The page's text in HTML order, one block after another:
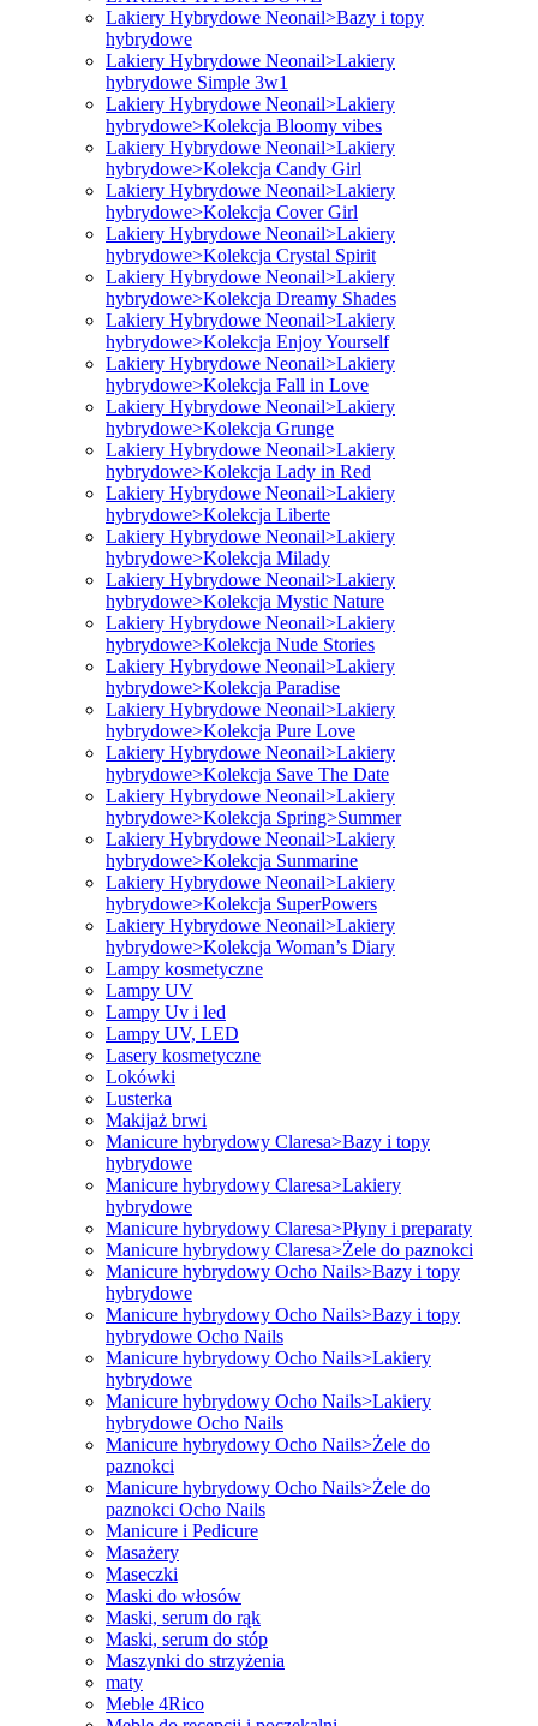
Lakiery Hybrydowe Neonail>Bazy i topy
hybrydowe
Lakiery Hybrydowe Neonail>Lakiery
hybrydowe Simple 3w1
Lakiery Hybrydowe Neonail>Lakiery
hybrydowe>Kolekcja Bloomy vibes
Lakiery Hybrydowe Neonail>Lakiery
hybrydowe>Kolekcja Candy Girl
Lakiery Hybrydowe Neonail>Lakiery
hybrydowe>Kolekcja Cover Girl
Lakiery Hybrydowe Neonail>Lakiery
hybrydowe>Kolekcja Crystal Spirit
Lakiery Hybrydowe Neonail>Lakiery
hybrydowe>Kolekcja Dreamy Shades
Lakiery Hybrydowe Neonail>Lakiery
hybrydowe>Kolekcja Enjoy Yourself
Lakiery Hybrydowe Neonail>Lakiery
hybrydowe>Kolekcja Fall in Love
Lakiery Hybrydowe Neonail>Lakiery
hybrydowe>Kolekcja Grunge
Lakiery Hybrydowe Neonail>Lakiery
hybrydowe>Kolekcja Lady in Red
Lakiery Hybrydowe Neonail>Lakiery
hybrydowe>Kolekcja Liberte
Lakiery Hybrydowe Neonail>Lakiery
hybrydowe>Kolekcja Milady
Lakiery Hybrydowe Neonail>Lakiery
hybrydowe>Kolekcja Mystic Nature
Lakiery Hybrydowe Neonail>Lakiery
hybrydowe>Kolekcja Nude Stories
Lakiery Hybrydowe Neonail>Lakiery
hybrydowe>Kolekcja Paradise
Lakiery Hybrydowe Neonail>Lakiery
hybrydowe>Kolekcja Pure Love
Lakiery Hybrydowe Neonail>Lakiery
hybrydowe>Kolekcja Save The Date
Lakiery Hybrydowe Neonail>Lakiery
hybrydowe>Kolekcja Spring>Summer
Lakiery Hybrydowe Neonail>Lakiery
hybrydowe>Kolekcja Sunmarine
Lakiery Hybrydowe Neonail>Lakiery
hybrydowe>Kolekcja SuperPowers
Lakiery Hybrydowe Neonail>Lakiery
hybrydowe>Kolekcja Woman’s Diary
Lampy kosmetyczne
Lampy UV
Lampy Uv i led
Lampy UV, LED
Lasery kosmetyczne
Lokówki
Lusterka
Makijaż brwi
Manicure hybrydowy Claresa>Bazy i topy
hybrydowe
Manicure hybrydowy Claresa>Lakiery
hybrydowe
Manicure hybrydowy Claresa>Płyny i preparaty
Manicure hybrydowy Claresa>Żele do paznokci
Manicure hybrydowy Ocho Nails>Bazy i topy
hybrydowe
Manicure hybrydowy Ocho Nails>Bazy i topy
hybrydowe Ocho Nails
Manicure hybrydowy Ocho Nails>Lakiery
hybrydowe
Manicure hybrydowy Ocho Nails>Lakiery
hybrydowe Ocho Nails
Manicure hybrydowy Ocho Nails>Żele do
paznokci
Manicure hybrydowy Ocho Nails>Żele do
paznokci Ocho Nails
Manicure i Pedicure
Masażery
Maseczki
Maski do włosów
Maski, serum do rąk
Maski, serum do stóp
Maszynki do strzyżenia
maty
Meble 4Rico